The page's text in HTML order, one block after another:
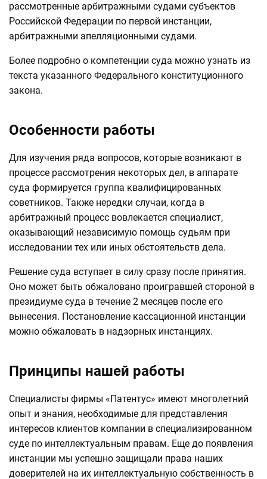
рассмотренные арбитражными судами субъектов
Российской Федерации по первой инстанции,
арбитражными апелляционными судами.
Более подробно о компетенции суда можно узнать из
текста указанного Федерального конституционного
закона.
Особенности работы
Для изучения ряда вопросов, которые возникают в
процессе рассмотрения некоторых дел, в аппарате
суда формируется группа квалифицированных
советников. Также нередки случаи, когда в
арбитражный процесс вовлекается специалист,
оказывающий независимую помощь судьям при
исследовании тех или иных обстоятельств дела.
Решение суда вступает в силу сразу после принятия.
Оно может быть обжаловано проигравшей стороной в
президиуме суда в течение 2 месяцев после его
вынесения. Постановление кассационной инстанции
можно обжаловать в надзорных инстанциях.
Принципы нашей работы
Специалисты фирмы «Патентус» имеют многолетний
опыт и знания, необходимые для представления
интересов клиентов компании в специализированном
суде по интеллектуальным правам. Еще до появления
инстанции мы успешно защищали права наших
доверителей на их интеллектуальную собственность в